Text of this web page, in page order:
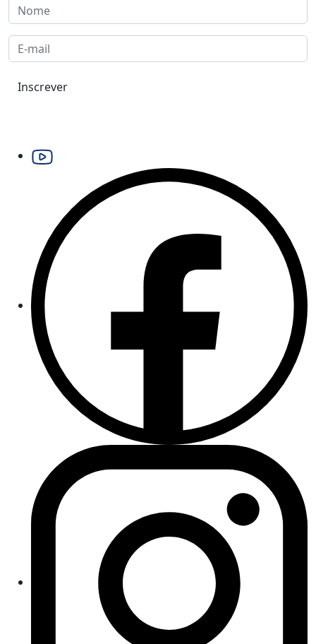
Inscrever